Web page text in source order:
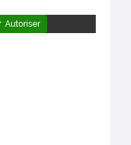
Autoriser